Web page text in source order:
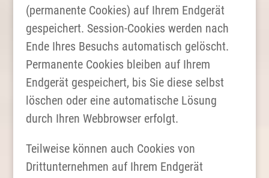
(permanente Cookies) auf Ihrem Endgerät
gespeichert. Session-Cookies werden nach
Ende Ihres Besuchs automatisch gelöscht.
Permanente Cookies bleiben auf Ihrem
Endgerät gespeichert, bis Sie diese selbst
löschen oder eine automatische Lösung
durch Ihren Webbrowser erfolgt.
Teilweise können auch Cookies von
Drittunternehmen auf Ihrem Endgerät